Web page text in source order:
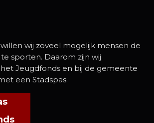
wij zoveel mogelijk mensen de
sporten. Daarom zijn wij
Jeugdfonds en bij de gemeente
een Stadspas.